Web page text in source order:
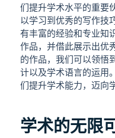
们提升学术水平的重要
以学习到优秀的写作技
有丰富的经验和专业知
作品，并借此展示出优
的作品，我们可以领悟
计以及学术语言的运用
们提升学术能力，迈向
学术的无限